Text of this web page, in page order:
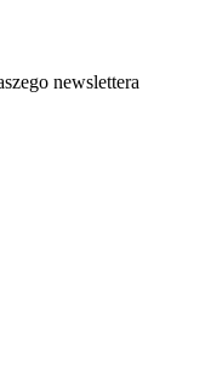
newslettera